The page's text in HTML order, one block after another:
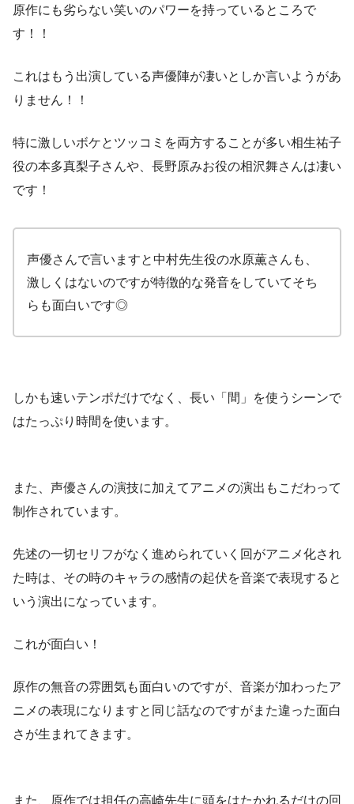
原作にも劣らない笑いのパワーを持っているところで
す！！
これはもう出演している声優陣が凄いとしか言いようがあ
りません！！
特に激しいボケとツッコミを両方することが多い相生祐子
役の本多真梨子さんや、長野原みお役の相沢舞さんは凄い
です！
声優さんで言いますと中村先生役の水原薫さんも、
激しくはないのですが特徴的な発音をしていてそち
らも面白いです◎
しかも速いテンポだけでなく、長い「間」を使うシーンで
はたっぷり時間を使います。
また、声優さんの演技に加えてアニメの演出もこだわって
制作されています。
先述の一切セリフがなく進められていく回がアニメ化され
た時は、その時のキャラの感情の起伏を音楽で表現すると
いう演出になっています。
これが面白い！
原作の無音の雰囲気も面白いのですが、音楽が加わったア
ニメの表現になりますと同じ話なのですがまた違った面白
さが生まれてきます。
また、原作では担任の高崎先生に頭をはたかれるだけの回